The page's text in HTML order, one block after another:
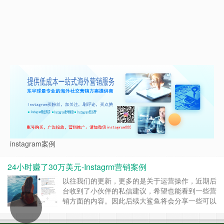
instagram案例
24小时赚了30万美元-Instagrm营销案例
以往我们的更新，更多的是关于运营操作，近期后
台收到了小伙伴的私信建议，希望也能看到一些营
销方面的内容。因此后续大鲨鱼将会分享一些可以
益。 今天要说的是一个在Instagram上通过Give